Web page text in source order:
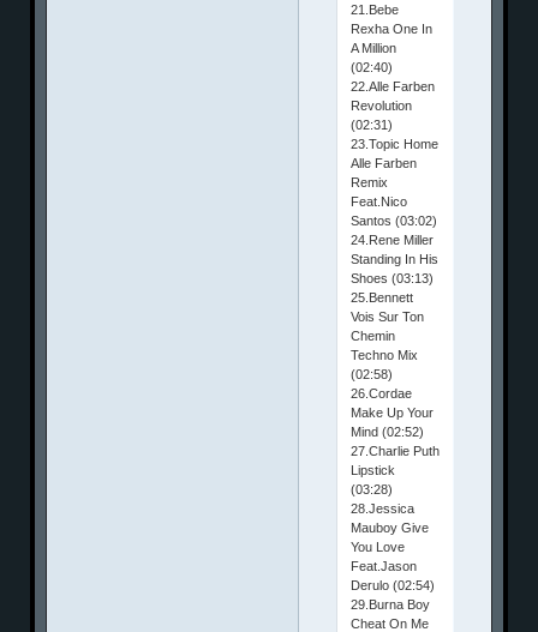
21.Bebe
Rexha One In
A Million
(02:40)
22.Alle Farben
Revolution
(02:31)
23.Topic Home
Alle Farben
Remix
Feat.Nico
Santos (03:02)
24.Rene Miller
Standing In His
Shoes (03:13)
25.Bennett
Vois Sur Ton
Chemin
Techno Mix
(02:58)
26.Cordae
Make Up Your
Mind (02:52)
27.Charlie Puth
Lipstick
(03:28)
28.Jessica
Mauboy Give
You Love
Feat.Jason
Derulo (02:54)
29.Burna Boy
Cheat On Me